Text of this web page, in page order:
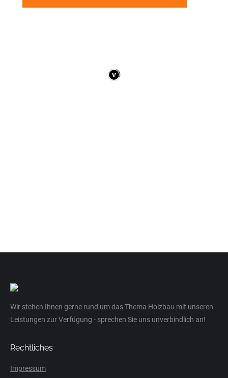
Wir stehen Ihnen gerne rund um das Thema Holzbau mit unseren
Leistungen zur Verfügung - sprechen Sie uns unverbindlich an!
Rechtliches
Impressum